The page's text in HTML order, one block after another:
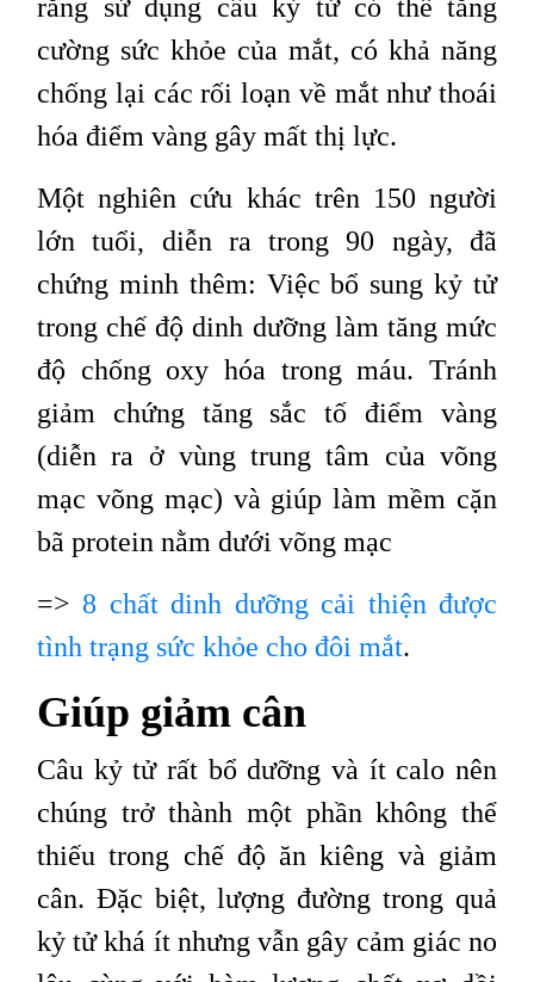
rằng sử dụng câu kỷ tử có thể tăng
cường sức khỏe của mắt, có khả năng
chống lại các rối loạn về mắt như thoái
hóa điểm vàng gây mất thị lực.
Một nghiên cứu khác trên 150 người
lớn tuổi, diễn ra trong 90 ngày, đã
chứng minh thêm: Việc bổ sung kỷ tử
trong chế độ dinh dưỡng làm tăng mức
độ chống oxy hóa trong máu. Tránh
giảm chứng tăng sắc tố điểm vàng
(diễn ra ở vùng trung tâm của võng
mạc võng mạc) và giúp làm mềm cặn
bã protein nằm dưới võng mạc
=> 8 chất dinh dưỡng cải thiện được
tình trạng sức khỏe cho đôi mắt.
Giúp giảm cân
Câu kỷ tử rất bổ dưỡng và ít calo nên
chúng trở thành một phần không thể
thiếu trong chế độ ăn kiêng và giảm
cân. Đặc biệt, lượng đường trong quả
kỷ tử khá ít nhưng vẫn gây cảm giác no